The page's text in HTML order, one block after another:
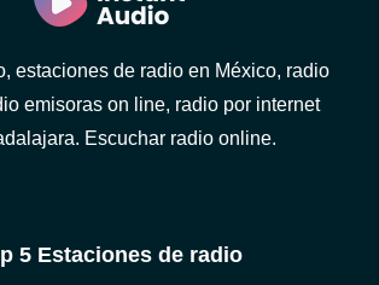
estaciones de radio en México, radio
emisoras on line, radio por internet
Escuchar radio online.
5 Estaciones de radio